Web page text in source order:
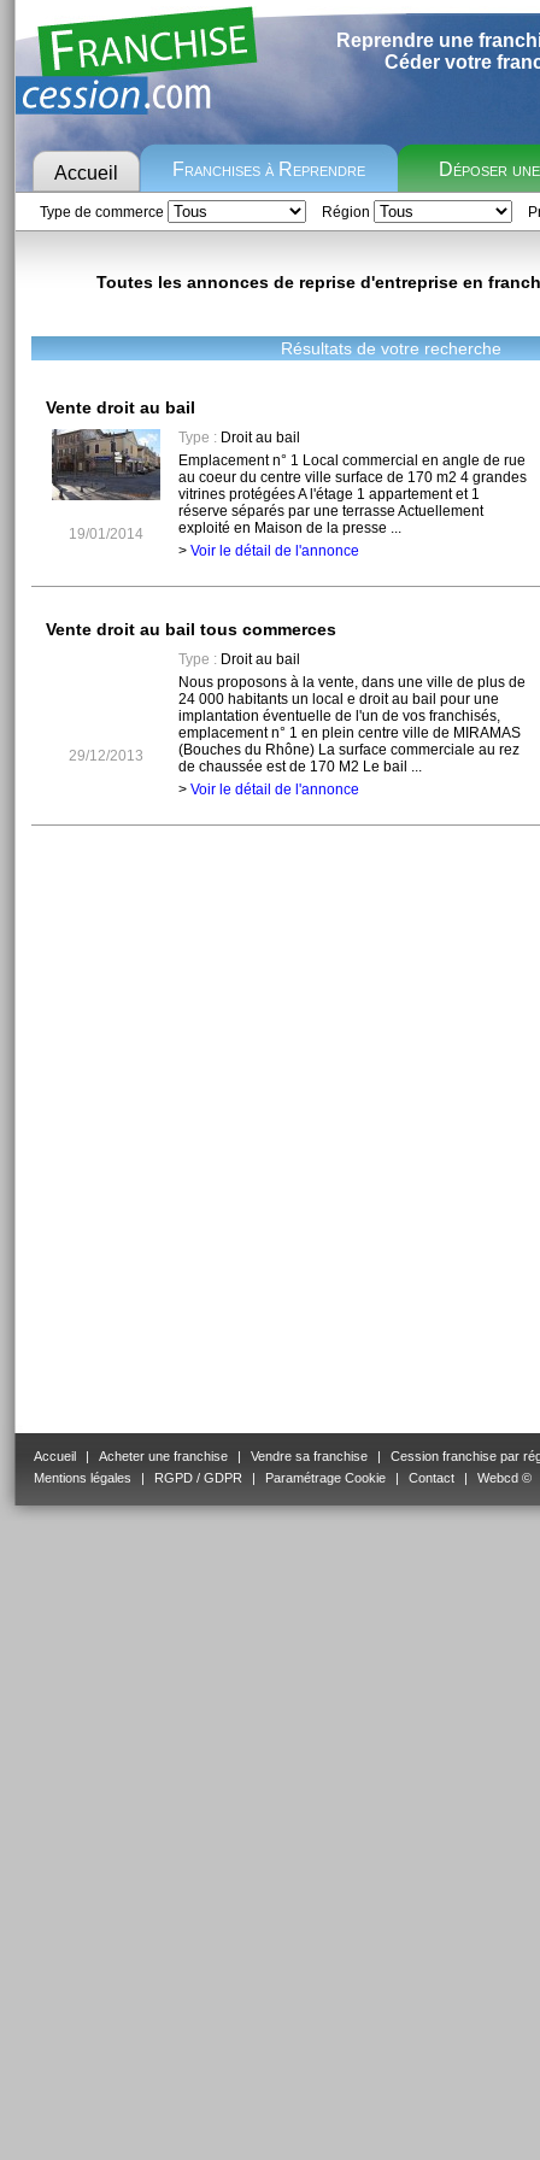
Reprendre une
Céder votre
Accueil Franchises à Reprendre Déposer
Type de commerce Région
Toutes les annonces de reprise d'entreprise en
Résultats de votre recherche
Vente droit au bail
19/01/2014
Type :Droit au bail
Emplacement n° 1 Local commercial en angle de rue
au coeur du centre ville surface de 170 m2 4 grandes
vitrines protégées A l'étage 1 appartement et 1
réserve séparés par une terrasse Actuellement
exploité en Maison de la presse ...
> Voir le détail de l'annonce
Vente droit au bail tous commerces
29/12/2013
Type :Droit au bail
Nous proposons à la vente, dans une ville de plus de
24 000 habitants un local e droit au bail pour une
implantation éventuelle de l'un de vos franchisés,
emplacement n° 1 en plein centre ville de MIRAMAS
(Bouches du Rhône) La surface commerciale au rez
de chaussée est de 170 M2 Le bail ...
> Voir le détail de l'annonce
Accueil | Acheter une franchise | Vendre sa franchise |
Cession franchise par
Mentions légales
| RGPD / GDPR | Paramétrage Cookie | Contact | Webcd ©